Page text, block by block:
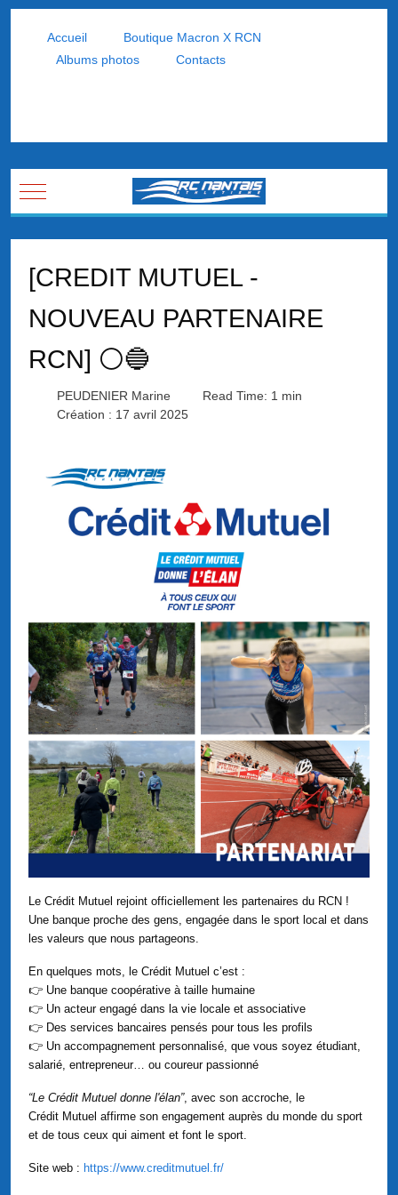
Accueil
Boutique Macron X RCN
Albums photos
Contacts
Mobile Menu Toggle
[CREDIT MUTUEL -
NOUVEAU PARTENAIRE
RCN] ⚪🔵
PEUDENIER Marine
Read Time: 1 min
Création : 17 avril 2025
Le Crédit Mutuel rejoint officiellement les partenaires du RCN !
Une banque proche des gens, engagée dans le sport local et dans
les valeurs que nous partageons.
En quelques mots, le Crédit Mutuel c’est :
👉 Une banque coopérative à taille humaine
👉 Un acteur engagé dans la vie locale et associative
👉 Des services bancaires pensés pour tous les profils
👉 Un accompagnement personnalisé, que vous soyez étudiant,
salarié, entrepreneur… ou coureur passionné
“Le Crédit Mutuel donne l'élan”, avec son accroche, le
Crédit Mutuel affirme son engagement auprès du monde du sport
et de tous ceux qui aiment et font le sport.
Site web : https://www.creditmutuel.fr/